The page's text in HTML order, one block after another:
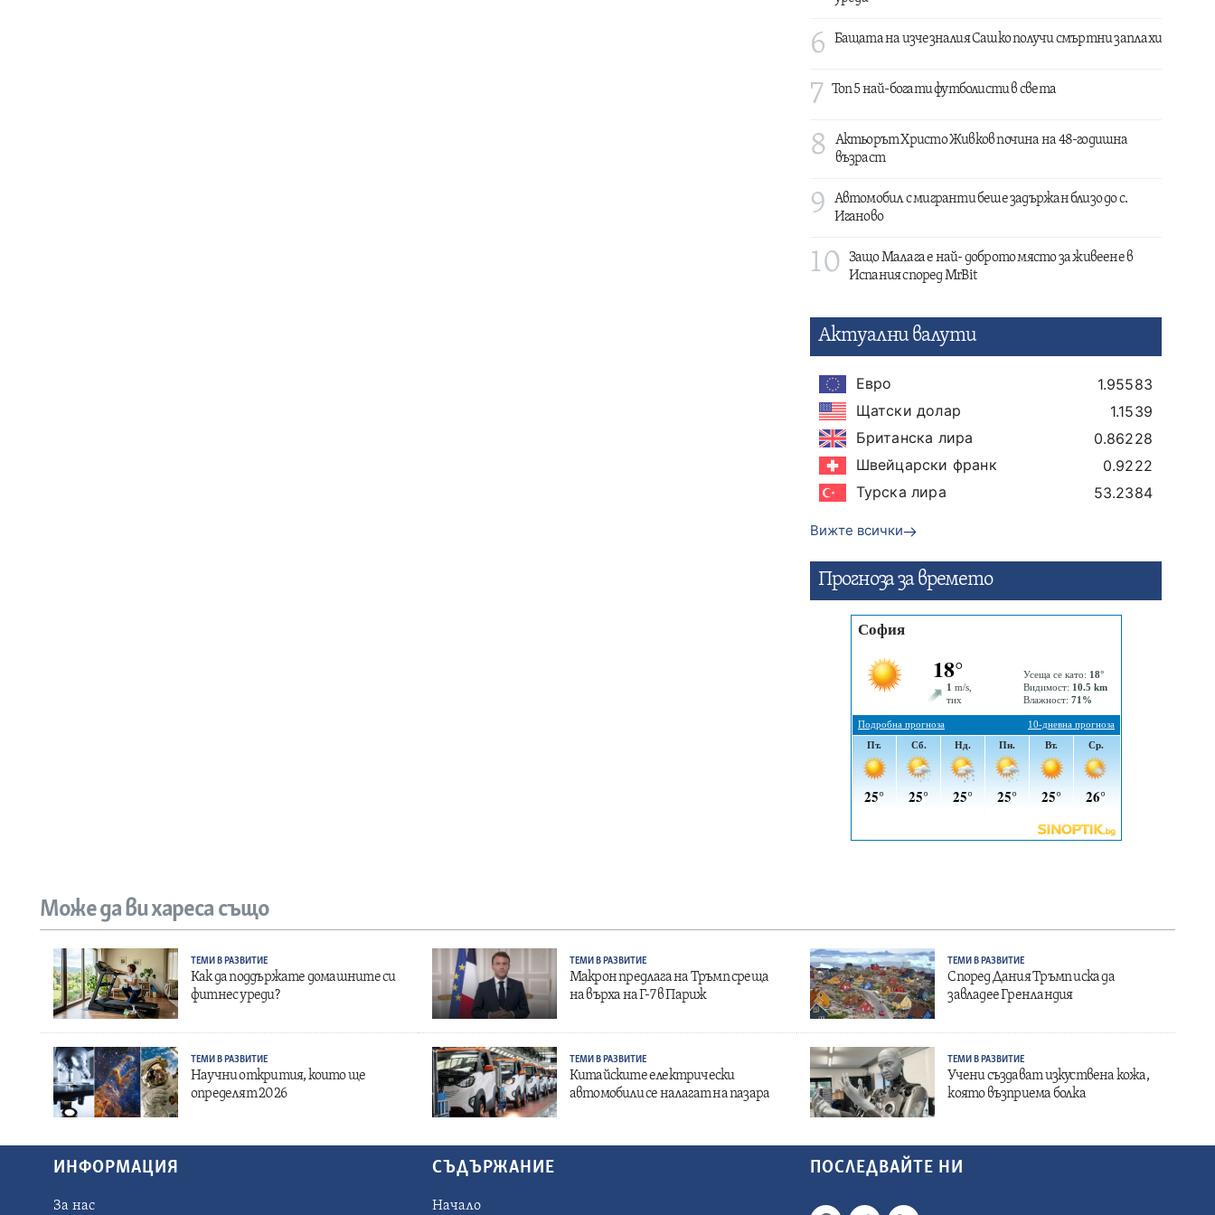
6 Бащата на изчезналия Сашко получи смъртни заплахи
7 Топ 5 най-богати футболисти в света
8
Актьорът Христо Живков почина на 48-годишна
възраст
9
Автомобил с мигранти беше задържан близо до с.
Иганово
10
Защо Малага е най- доброто място за живеене в
Испания според MrBit
Актуални валути
Евро
1.95583
Щатски долар
1.1539
Британска лира
0.86228
Швейцарски франк
0.9222
Турска лира
53.2384
Вижте всички
Прогнозa за времето
Може да ви хареса също
ТЕМИ В РАЗВИТИЕ
Как да поддържате домашните си
фитнес уреди?
ТЕМИ В РАЗВИТИЕ
Макрон предлага на Тръмп среща
на върха на Г-7 в Париж
ТЕМИ В РАЗВИТИЕ
Според Дания Тръмп иска да
завладее Гренландия
ТЕМИ В РАЗВИТИЕ
Научни открития, които ще
определят 2026
ТЕМИ В РАЗВИТИЕ
Китайските електрически
автомобили се налагат на пазара
ТЕМИ В РАЗВИТИЕ
Учени създават изкуствена кожа,
която възприема болка
ИНФОРМАЦИЯ
За нас
СЪДЪРЖАНИЕ
Начало
ПОСЛЕДВАЙТЕ НИ